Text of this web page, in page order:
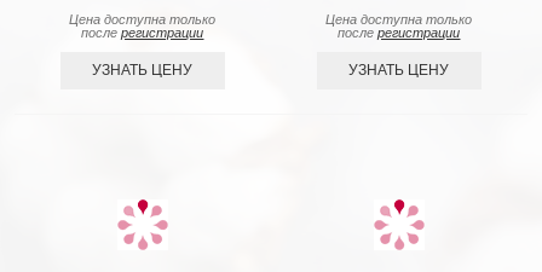
Цена доступна только
послерегистрации
УЗНАТЬ ЦЕНУ
Цена доступна только
послерегистрации
УЗНАТЬ ЦЕНУ